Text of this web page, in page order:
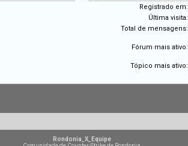
Registrado em:
Última visita:
Total de mensagens:
Fórum mais ativo:
Tópico mais ativo:
Rondonia_X_Equipe